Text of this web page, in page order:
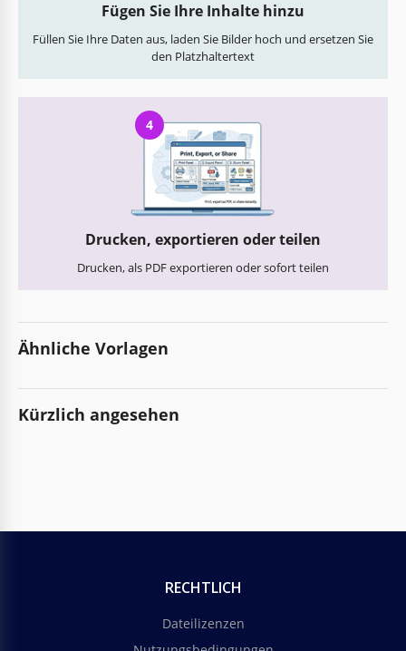
Fügen Sie Ihre Inhalte hinzu
Füllen Sie Ihre Daten aus, laden Sie Bilder hoch und ersetzen Sie
den Platzhaltertext
4
Drucken, exportieren oder teilen
Drucken, als PDF exportieren oder sofort teilen
Ähnliche Vorlagen
Kürzlich angesehen
RECHTLICH
Dateilizenzen